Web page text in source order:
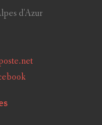
d'Azur